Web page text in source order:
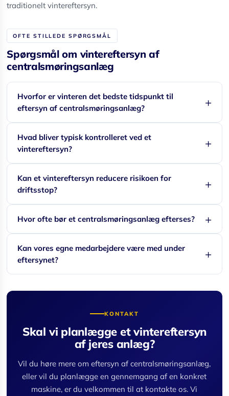
traditionelt vintereftersyn.
OFTE STILLEDE SPØRGSMÅL
Spørgsmål om vintereftersyn af
centralsmøringsanlæg
Hvorfor er vinteren det bedste tidspunkt til
eftersyn af centralsmøringsanlæg?
Hvad bliver typisk kontrolleret ved et
vintereftersyn?
Kan et vintereftersyn reducere risikoen for
driftsstop?
Hvor ofte bør et centralsmøringsanlæg efterses?
Kan vores egne medarbejdere være med under
eftersynet?
KONTAKT
Skal vi planlægge et vintereftersyn
af jeres anlæg?
Vil du høre mere om eftersyn af centralsmøringsanlæg,
eller vil du planlægge en gennemgang af en konkret
maskine, er du velkommen til at kontakte os. Vi